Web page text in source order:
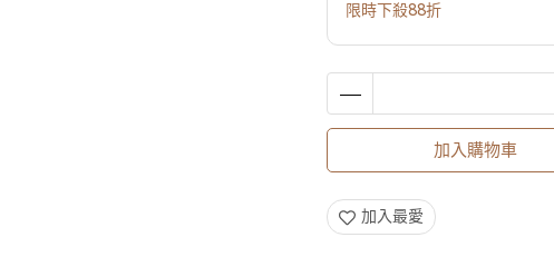
限時下殺88折
加入購物車
加入最愛